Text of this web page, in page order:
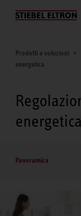
Chi siamo
Prodotti e soluzioni
energetica
energetica
Panoramica